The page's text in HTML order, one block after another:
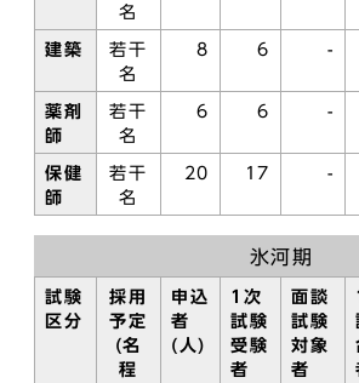
名
建築
若干
名
8 6 -
薬剤
師
若干
名
6 6 -
保健
師
若干
名
20 17 -
氷河期
試験
区分
採用
予定
(名
程
申込
者
(人)
1次
試験
受験
者
面談
試験
対象
者